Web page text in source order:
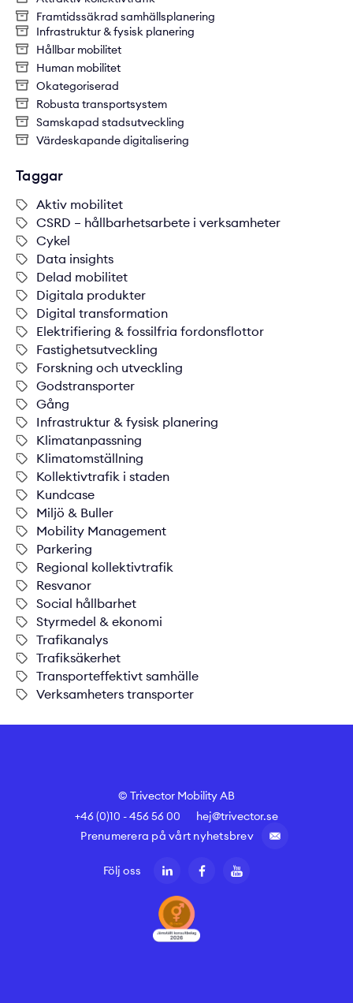
Framtidssäkrad samhällsplanering
Infrastruktur & fysisk planering
Hållbar mobilitet
Human mobilitet
Okategoriserad
Robusta transportsystem
Samskapad stadsutveckling
Värdeskapande digitalisering
Taggar
Aktiv mobilitet
CSRD – hållbarhetsarbete i verksamheter
Cykel
Data insights
Delad mobilitet
Digitala produkter
Digital transformation
Elektrifiering & fossilfria fordonsflottor
Fastighetsutveckling
Forskning och utveckling
Godstransporter
Gång
Infrastruktur & fysisk planering
Klimatanpassning
Klimatomställning
Kollektivtrafik i staden
Kundcase
Miljö & Buller
Mobility Management
Parkering
Regional kollektivtrafik
Resvanor
Social hållbarhet
Styrmedel & ekonomi
Trafikanalys
Trafiksäkerhet
Transporteffektivt samhälle
Verksamheters transporter
© Trivector Mobility AB
+46 (0)10 - 456 56 00
hej@trivector.se
Prenumerera på vårt nyhetsbrev
Följ oss